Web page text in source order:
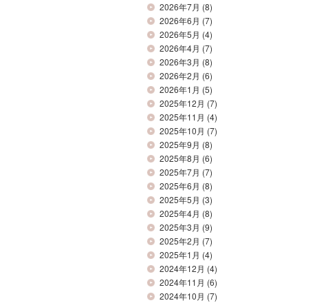
2026年7月 (8)
2026年6月 (7)
2026年5月 (4)
2026年4月 (7)
2026年3月 (8)
2026年2月 (6)
2026年1月 (5)
2025年12月 (7)
2025年11月 (4)
2025年10月 (7)
2025年9月 (8)
2025年8月 (6)
2025年7月 (7)
2025年6月 (8)
2025年5月 (3)
2025年4月 (8)
2025年3月 (9)
2025年2月 (7)
2025年1月 (4)
2024年12月 (4)
2024年11月 (6)
2024年10月 (7)